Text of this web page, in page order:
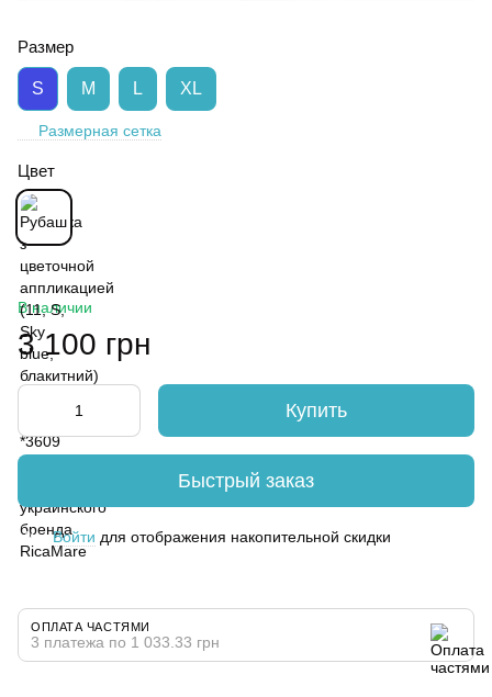
Размер
S M L XL
Размерная сетка
Цвет
В наличии
3 100 грн
Купить
Быстрый заказ
% Войти для отображения накопительной скидки
ОПЛАТА ЧАСТЯМИ
3 платежа по 1 033.33 грн